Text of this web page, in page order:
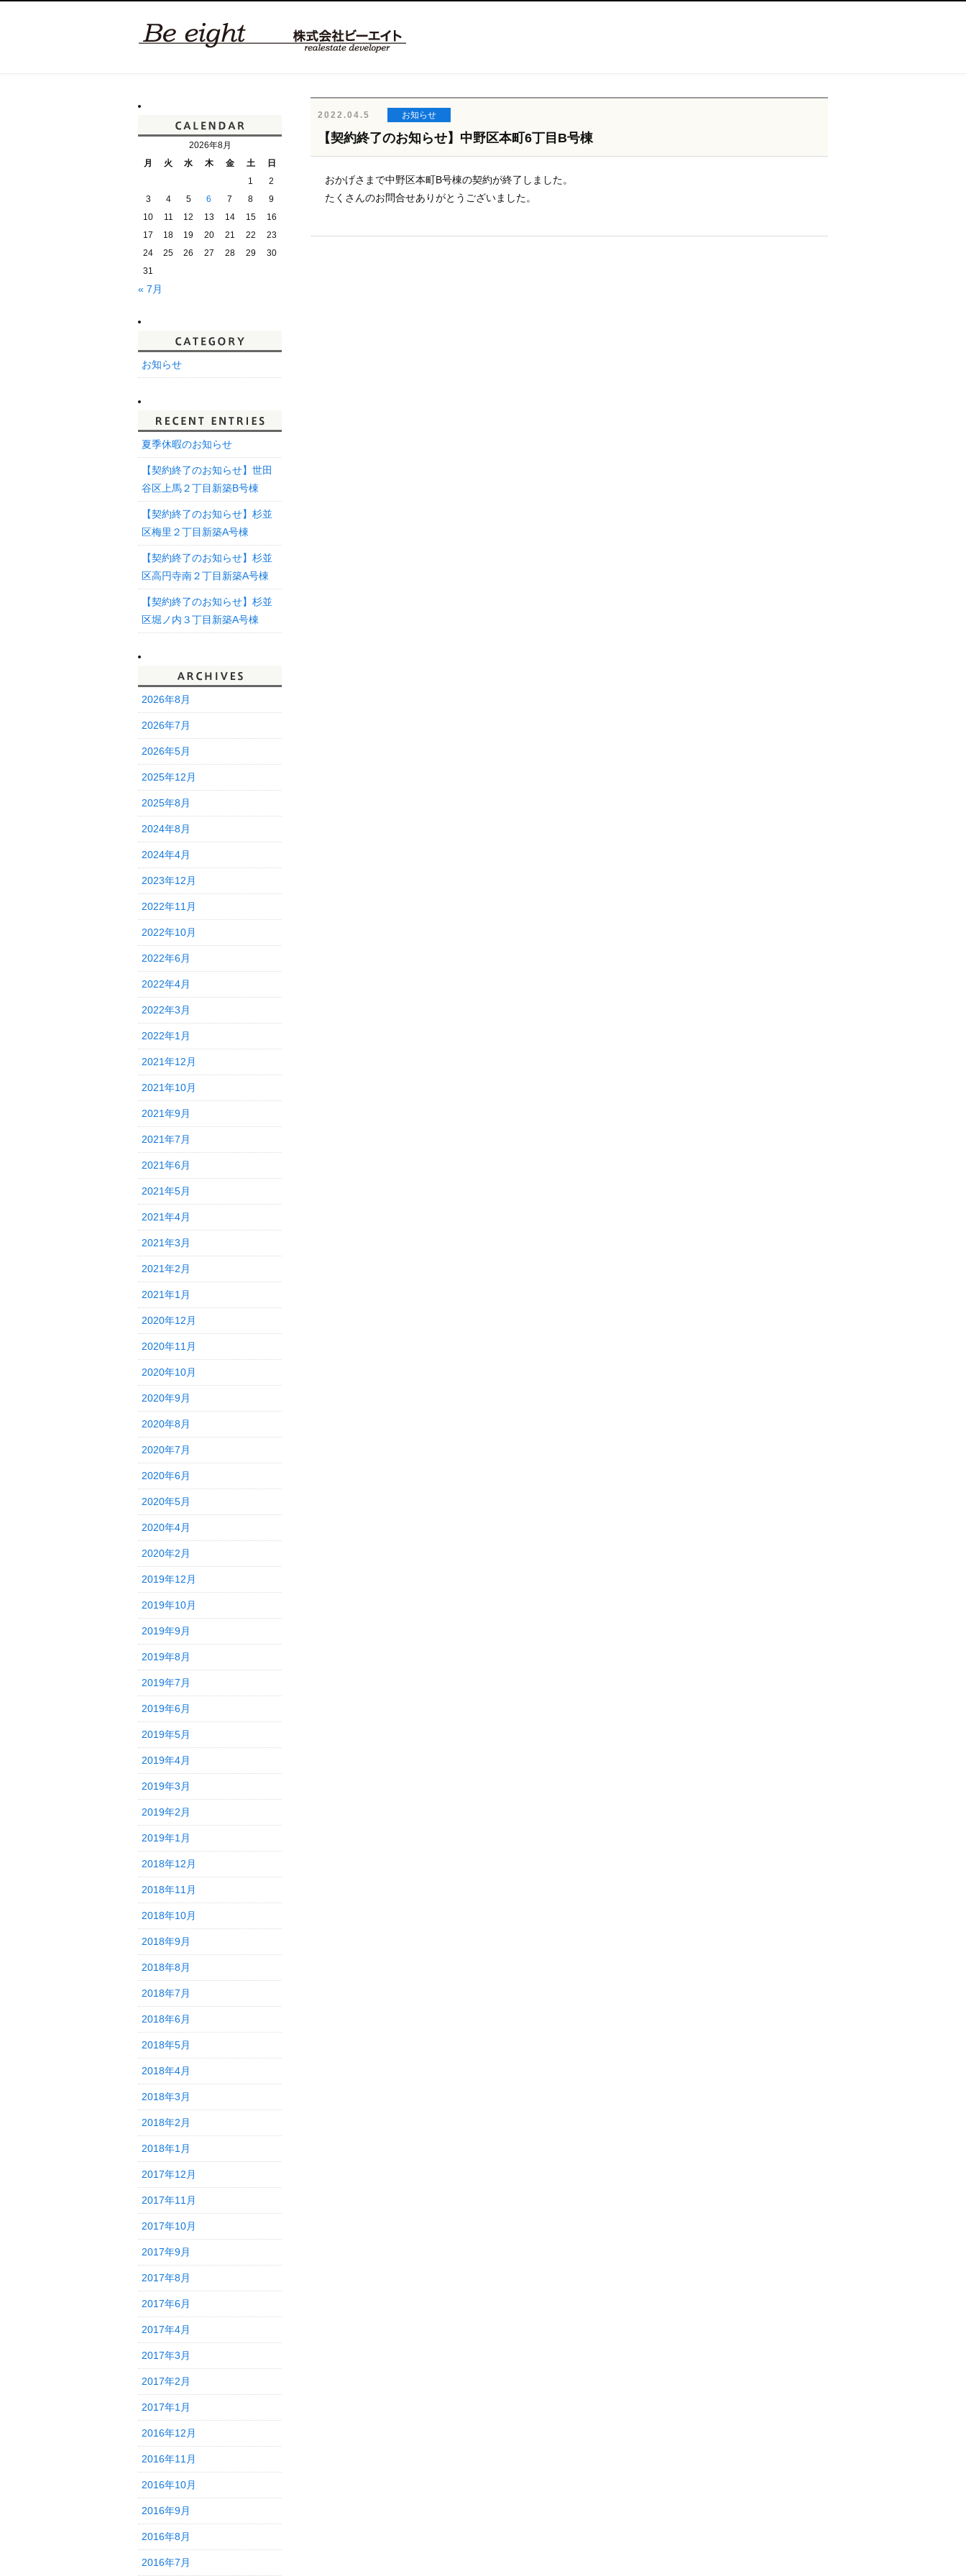
2022.04.5 お知らせ
【契約終了のお知らせ】中野区本町6丁目B号棟
おかげさまで中野区本町B号棟の契約が終了しました。
たくさんのお問合せありがとうございました。
2026年8月
月
火 水 木 金 土
日
1
2
3
4 5 6 7 8
9
10
11 12 13 14 15
16
17
18 19 20 21 22
23
24
25 26 27 28 29
30
31
« 7月
お知らせ
夏季休暇のお知らせ
【契約終了のお知らせ】世田
谷区上馬２丁目新築B号棟
【契約終了のお知らせ】杉並
区梅里２丁目新築A号棟
【契約終了のお知らせ】杉並
区高円寺南２丁目新築A号棟
【契約終了のお知らせ】杉並
区堀ノ内３丁目新築A号棟
2026年8月
2026年7月
2026年5月
2025年12月
2025年8月
2024年8月
2024年4月
2023年12月
2022年11月
2022年10月
2022年6月
2022年4月
2022年3月
2022年1月
2021年12月
2021年10月
2021年9月
2021年7月
2021年6月
2021年5月
2021年4月
2021年3月
2021年2月
2021年1月
2020年12月
2020年11月
2020年10月
2020年9月
2020年8月
2020年7月
2020年6月
2020年5月
2020年4月
2020年2月
2019年12月
2019年10月
2019年9月
2019年8月
2019年7月
2019年6月
2019年5月
2019年4月
2019年3月
2019年2月
2019年1月
2018年12月
2018年11月
2018年10月
2018年9月
2018年8月
2018年7月
2018年6月
2018年5月
2018年4月
2018年3月
2018年2月
2018年1月
2017年12月
2017年11月
2017年10月
2017年9月
2017年8月
2017年6月
2017年4月
2017年3月
2017年2月
2017年1月
2016年12月
2016年11月
2016年10月
2016年9月
2016年8月
2016年7月